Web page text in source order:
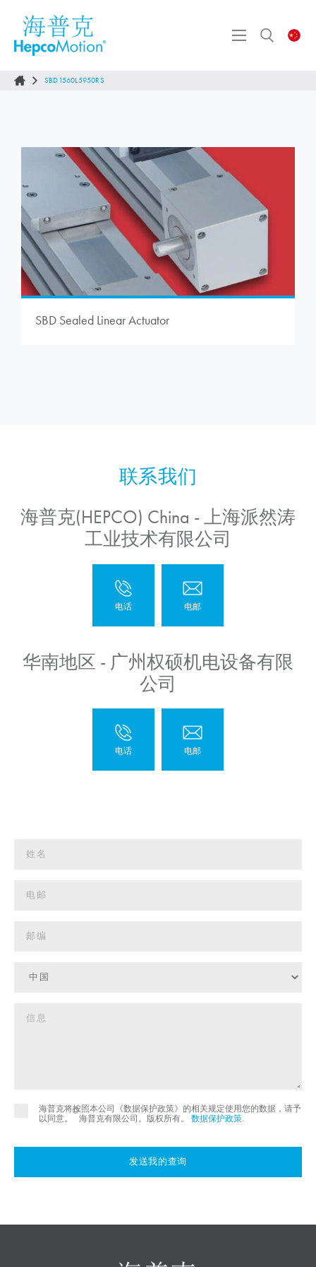
SBD1560L5950RS
SBD Sealed Linear Actuator
海普克(HEPCO) China - 上海派然涛
工业技术有限公司
华南地区 - 广州权硕机电设备有限
公司
海普克将按照本公司《数据保护政策》的相关规定使用您的数据，请予
以同意。
©
海普克有限公司。版权所有。 数据保护政策.
发送我的查询